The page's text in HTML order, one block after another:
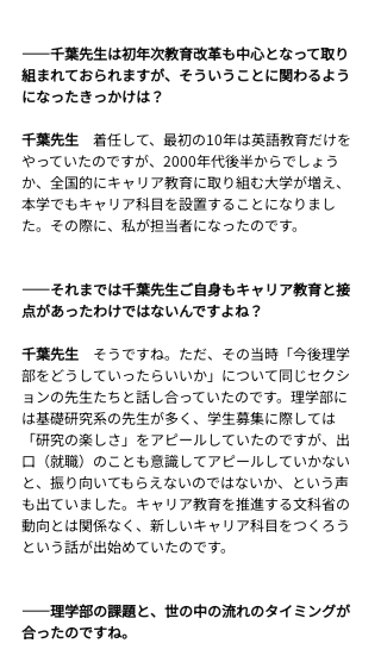
――千葉先生は初年次教育改革も中心となって取り
組まれておられますが、そういうことに関わるよう
になったきっかけは？
千葉先生 着任して、最初の10年は英語教育だけを
やっていたのですが、2000年代後半からでしょう
か、全国的にキャリア教育に取り組む大学が増え、
本学でもキャリア科目を設置することになりまし
た。その際に、私が担当者になったのです。
――それまでは千葉先生ご自身もキャリア教育と接
点があったわけではないんですよね？
千葉先生 そうですね。ただ、その当時「今後理学
部をどうしていったらいいか」について同じセクシ
ョンの先生たちと話し合っていたのです。理学部に
は基礎研究系の先生が多く、学生募集に際しては
「研究の楽しさ」をアピールしていたのですが、出
口（就職）のことも意識してアピールしていかない
と、振り向いてもらえないのではないか、という声
も出ていました。キャリア教育を推進する文科省の
動向とは関係なく、新しいキャリア科目をつくろう
という話が出始めていたのです。
――理学部の課題と、世の中の流れのタイミングが
合ったのですね。